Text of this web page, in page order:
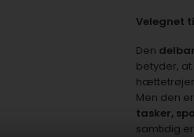
Velegnet
Den
betyder,
Men den
tasker,
samtidig